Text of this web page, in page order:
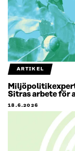
ARTIKEL
Sitras arbete för
18.6.2026